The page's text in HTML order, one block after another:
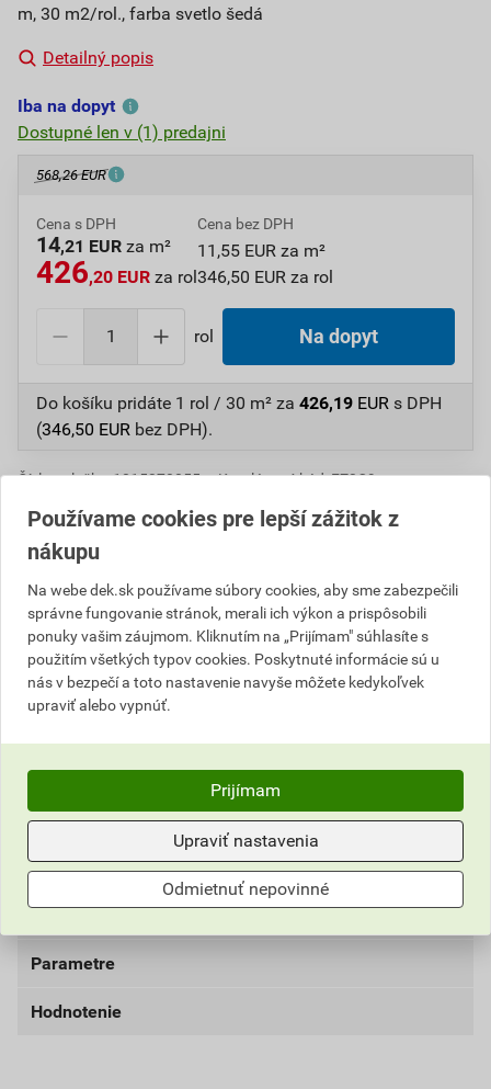
m, 30 m2/rol., farba svetlo šedá
Detailný popis
Iba na dopyt
Dostupné len v (1) predajni
568,26 EUR
Cena s DPH
14,21 EUR za m²
426,20 EUR za rol
Cena bez DPH
11,55 EUR za m²
346,50 EUR za rol
rol Na dopyt
Do košíku pridáte 1 rol / 30 m² za 426,19 EUR s DPH
(346,50 EUR bez DPH).
Číslo položky:1015370055
Katalógový kód: FZ3C9
Popis
Hydroizolačná fólia pre ploché strechy (mechanicky
kotvené strešné systémy). Odolná voči trvalému
zaťaženiu UV žiarením, odolná voči poveternostným
vplyvom prostredia. Zvariteľná horúcim vzduchom,
recyklovateľná.
Upozornenie
Informácie o cene
Aktuálna predajná cena po zľave 25% z cenníkovej
Parametre
farba
Hodnotenie
Používame cookies pre lepší zážitok z
nákupu
Na webe dek.sk používame súbory cookies, aby sme zabezpečili
správne fungovanie stránok, merali ich výkon a prispôsobili
ponuky vašim záujmom. Kliknutím na „Prijímam" súhlasíte s
použitím všetkých typov cookies. Poskytnuté informácie sú u
nás v bezpečí a toto nastavenie navyše môžete kedykoľvek
upraviť alebo vypnúť.
Prijímam
Upraviť nastavenia
Odmietnuť nepovinné